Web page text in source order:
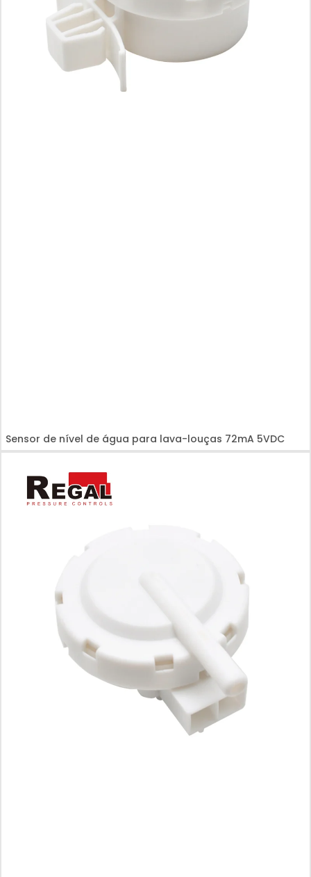
Sensor de nível de água para lava-louças 72mA 5VDC